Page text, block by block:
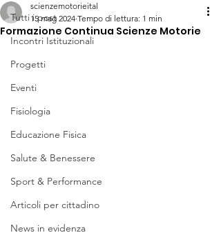
Tutti i post
Incontri Istituzionali
Progetti
Eventi
Fisiologia
Educazione Fisica
Salute & Benessere
Sport & Performance
Articoli per cittadino
News in evidenza
Formazione Continua Scienze Motorie
scienzemotorieital
15 mag 2024 Tempo di lettura: 1 min